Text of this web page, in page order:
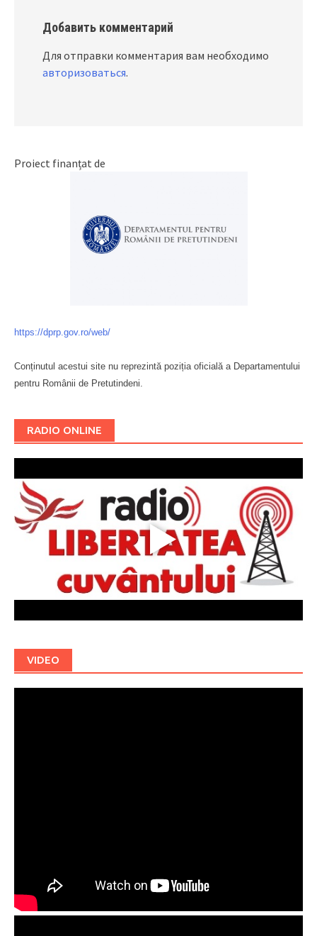
Добавить комментарий
Для отправки комментария вам необходимо
авторизоваться.
Proiect finanțat de
https://dprp.gov.ro/web/
Conținutul acestui site nu reprezintă poziția oficială a Departamentului
pentru Românii de Pretutindeni.
RADIO ONLINE
VIDEO